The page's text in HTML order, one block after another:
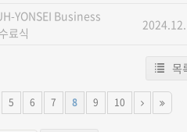
YONSEI Business
료식
목
5 6 7 8 9 10